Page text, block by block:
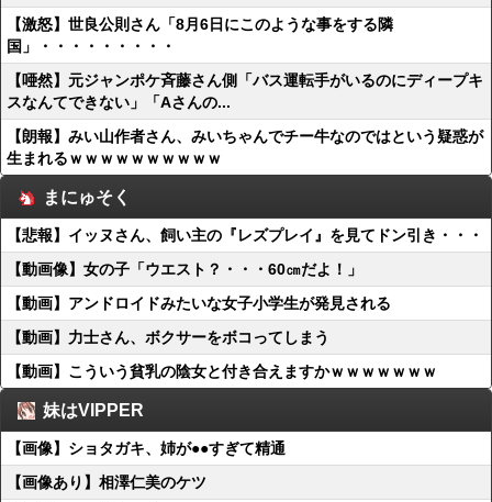
【激怒】世良公則さん「8月6日にこのような事をする隣
国」・・・・・・・・・
【唖然】元ジャンポケ斉藤さん側「バス運転手がいるのにディープキ
スなんてできない」「Aさんの...
【朗報】みい山作者さん、みいちゃんでチー牛なのではという疑惑が
生まれるｗｗｗｗｗｗｗｗｗｗ
まにゅそく
【悲報】イッヌさん、飼い主の『レズプレイ』を見てドン引き・・・
【動画像】女の子「ウエスト？・・・60㎝だよ！」
【動画】アンドロイドみたいな女子小学生が発見される
【動画】力士さん、ボクサーをボコってしまう
【動画】こういう貧乳の陰女と付き合えますかｗｗｗｗｗｗｗ
妹はVIPPER
【画像】ショタガキ、姉が●●すぎて精通
【画像あり】相澤仁美のケツ